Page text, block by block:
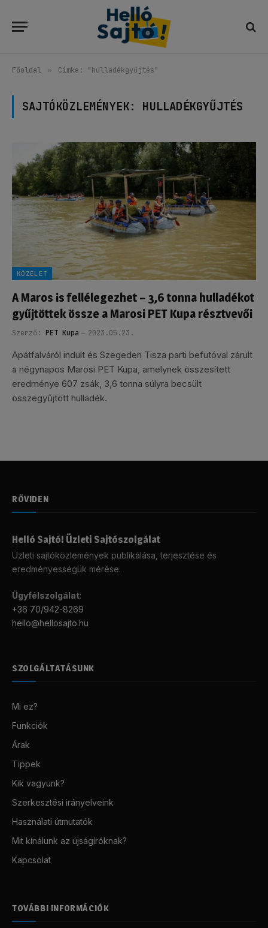
Főoldal » Címke: "hulladékgyűjtés"
SAJTÓKÖZLEMÉNYEK: HULLADÉKGYŰJTÉS
KÖZÉLET
A Maros is fellélegezhet – 3,6 tonna hulladékot
gyűjtöttek össze a Marosi PET Kupa résztvevői
Szerző: PET Kupa 2023.05.23.
Apátfalváról indult és Szegeden Tisza parti befutóval zárult
a négynapos Marosi PET Kupa, amelynek összesített
eredménye 607 zsák, 3,6 tonna súlyra becsült
összegyűjtött hulladék.
RÖVIDEN
Helló Sajtó! Üzleti Sajtószolgálat
Üzleti sajtóközlemények publikálása, terjesztése és
eredményességük mérése.
Ügyfélszolgálat:
+36 70/942-8269
hello@hellosajto.hu
SZOLGÁLTATÁSUNK
Mi ez?
Funkciók
Árak
Tippek
Kik vagyunk?
Szerkesztési irányelveink
Használati útmutatók
Mit kínálunk az újságíróknak?
Kapcsolat
TOVÁBBI INFORMÁCIÓK